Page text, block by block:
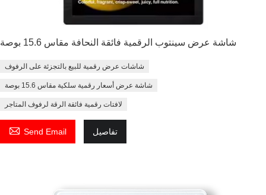
شاشة عرض سينتوب الرقمية فائقة النحافة مقاس 15.6 بوصة
شاشات عرض رقمية للبيع بالتجزئة على الرفوف
شاشة عرض أسعار رقمية سلكية مقاس 15.6 بوصة
لافتات رقمية فائقة الرقة لرفوف المتاجر
 Send Email تفاصيل